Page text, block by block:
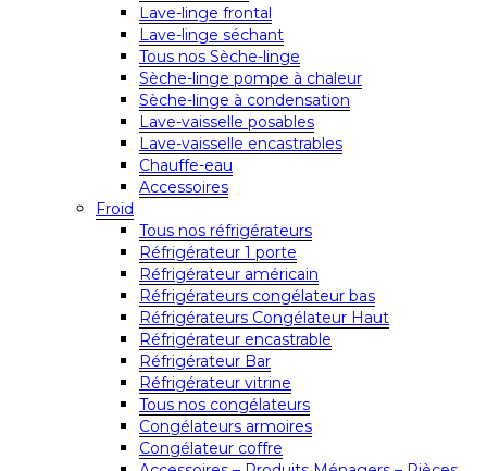
Lave-linge frontal
Lave-linge séchant
Tous nos Sèche-linge
Sèche-linge pompe à chaleur
Sèche-linge à condensation
Lave-vaisselle posables
Lave-vaisselle encastrables
Chauffe-eau
Accessoires
Froid
Tous nos réfrigérateurs
Réfrigérateur 1 porte
Réfrigérateur américain
Réfrigérateurs congélateur bas
Réfrigérateurs Congélateur Haut
Réfrigérateur encastrable
Réfrigérateur Bar
Réfrigérateur vitrine
Tous nos congélateurs
Congélateurs armoires
Congélateur coffre